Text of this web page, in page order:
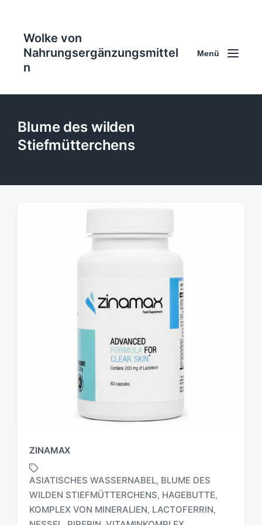
Wolke von
Nahrungsergänzungsmittel
n
Menü
Blume des wilden
Stiefmütterchens
ZINAMAX
c
ASIATISCHES WASSERNABEL, BLUME DES
WILDEN STIEFMÜTTERCHENS, HAGEBUTTE,
KOMPLEX VON MINERALIEN, LACTOFERRIN,